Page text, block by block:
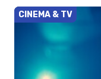
CINEMA & TV